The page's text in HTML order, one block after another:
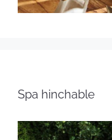
Spa hinchable